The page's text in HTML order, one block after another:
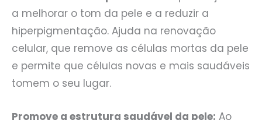
a melhorar o tom da pele e a reduzir a
hiperpigmentação. Ajuda na renovação
celular, que remove as células mortas da pele
e permite que células novas e mais saudáveis
tomem o seu lugar.
Promove a estrutura saudável da pele: Ao